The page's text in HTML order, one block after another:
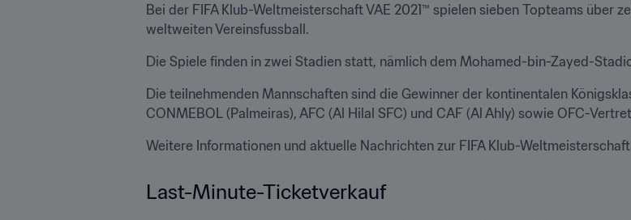
Bei der FIFA Klub-Weltmeisterschaft VAE 2021™ spielen sieben Topteams über
weltweiten Vereinsfussball.
Die Spiele finden in zwei Stadien statt, nämlich dem Mohamed-bin-Zayed-
Die teilnehmenden Mannschaften sind die Gewinner der kontinentalen
CONMEBOL (Palmeiras), AFC (Al Hilal SFC) und CAF (Al Ahly) sowie OFC-
Weitere Informationen und aktuelle Nachrichten zur FIFA Klub-Weltmeisterschaft
Last-Minute-Ticketverkauf